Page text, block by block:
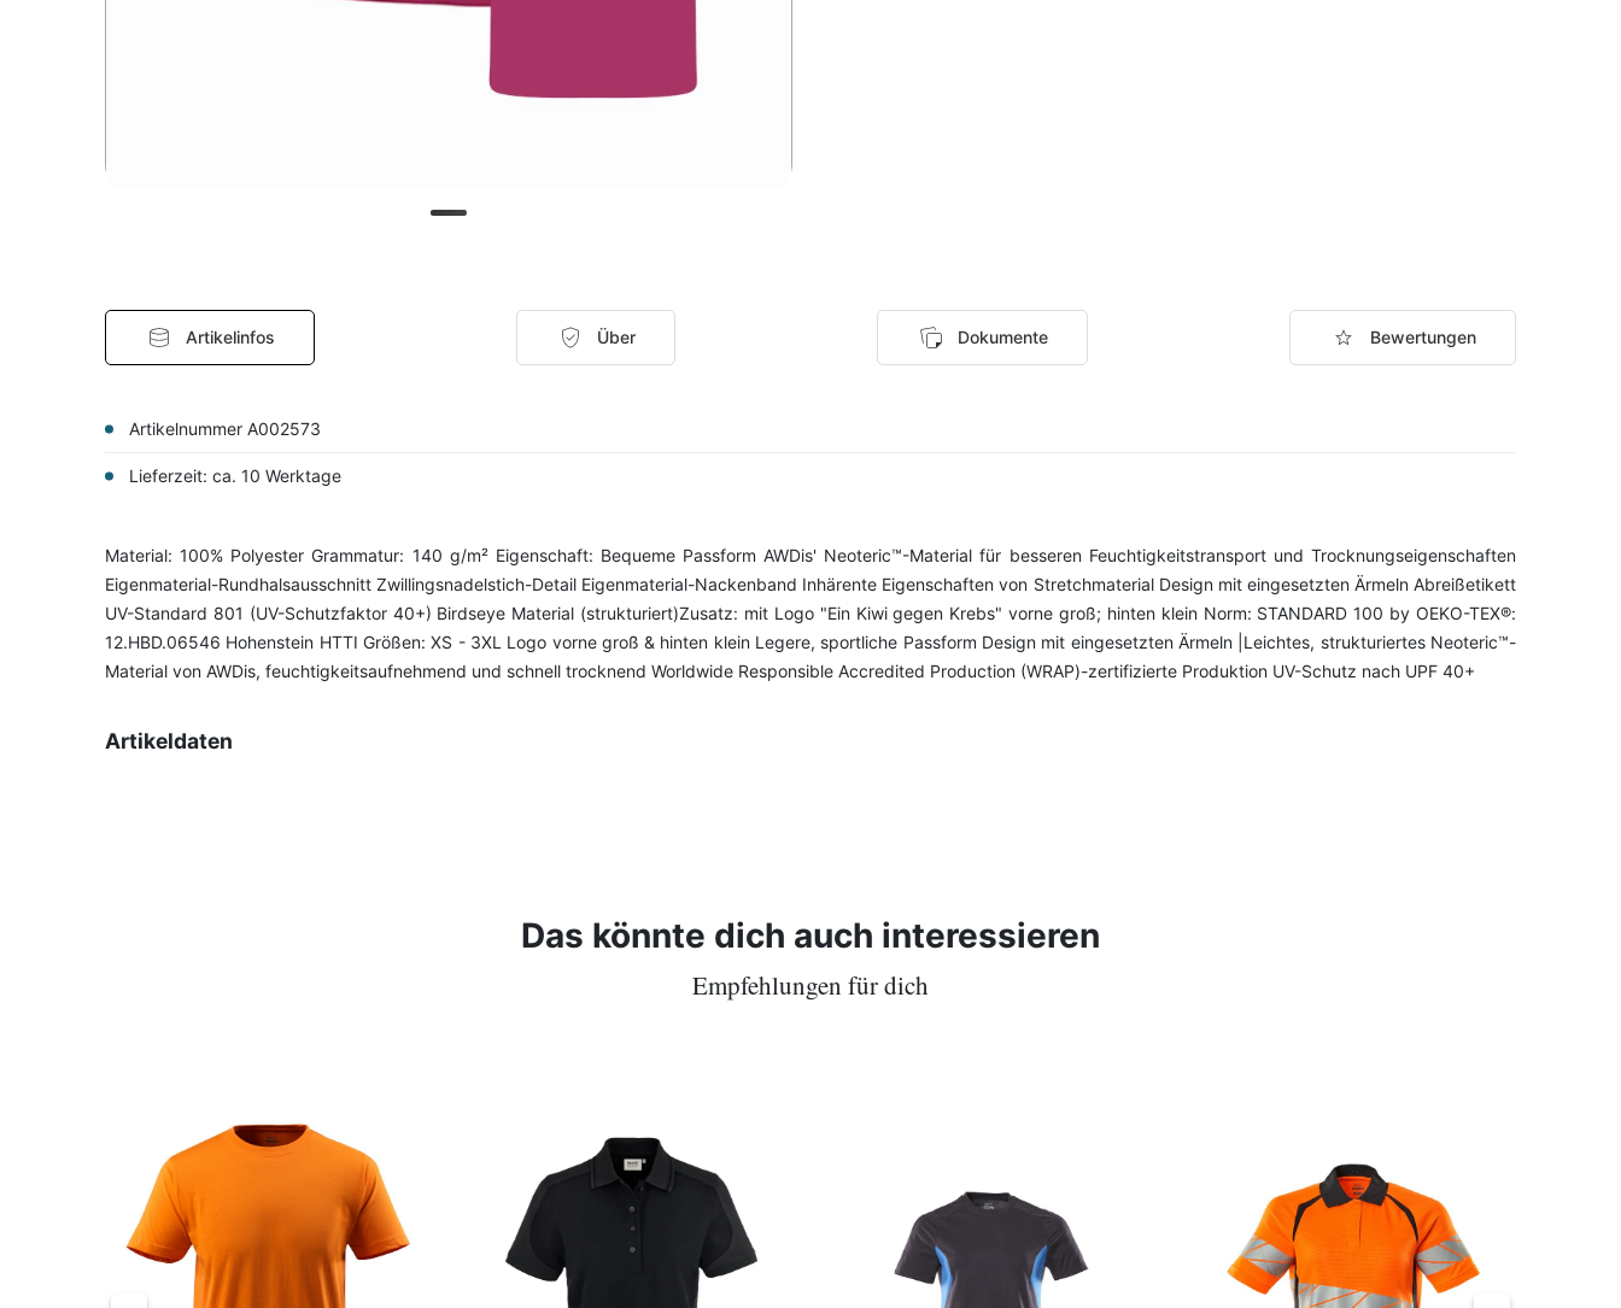
Artikelinfos Über Dokumente Bewertungen
Artikelnummer A002573
Lieferzeit: ca. 10 Werktage
Material: 100% Polyester Grammatur: 140 g/m² Eigenschaft: Bequeme Passform AWDis' Neoteric™-Material für besseren Feuchtigkeitstransport und Trocknungseigenschaften
Eigenmaterial-Rundhalsausschnitt Zwillingsnadelstich-Detail Eigenmaterial-Nackenband Inhärente Eigenschaften von Stretchmaterial Design mit eingesetzten Ärmeln Abreißetikett
UV-Standard 801 (UV-Schutzfaktor 40+) Birdseye Material (strukturiert)​ Zusatz: mit Logo "Ein Kiwi gegen Krebs" vorne groß; hinten klein Norm: STANDARD 100 by OEKO-TEX®:
12.HBD.06546 Hohenstein HTTI Größen: XS - 3XL Logo vorne groß & hinten klein Legere, sportliche Passform Design mit eingesetzten Ärmeln |Leichtes, strukturiertes Neoteric™-
Material von AWDis, feuchtigkeitsaufnehmend und schnell trocknend Worldwide Responsible Accredited Production (WRAP)-zertifizierte Produktion UV-Schutz nach UPF 40+
Artikeldaten
Das könnte dich auch interessieren
Empfehlungen für dich